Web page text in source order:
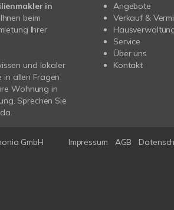
in
beim
Ihrer
und lokaler
in allen Fragen
Wohnung in
Sprechen Sie
Angebote
Verkauf &
Service
Über uns
Kontakt
GmbH Impressum AGB